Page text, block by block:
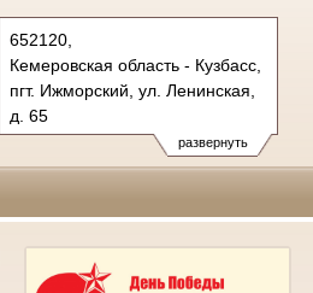
развернуть
652120,
Кемеровская область - Кузбасс,
пгт. Ижморский, ул. Ленинская,
д. 65
Тел.: (384-59) 2-15-85
izhmorsky.kmr@sudrf.ru